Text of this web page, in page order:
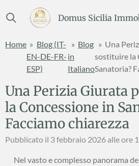
al
principale
Domus Sicilia
Home » Blog (IT-
EN-DE-FR-
ESP)
» Blog
in
Italiano
» Una
sostituire la
Sanatoria?
Una Perizia Giurata
la Concessione in
Facciamo chiarezza
Pubblicato il 3 febbraio 2026 alle ore
Nel vasto e complesso panorama